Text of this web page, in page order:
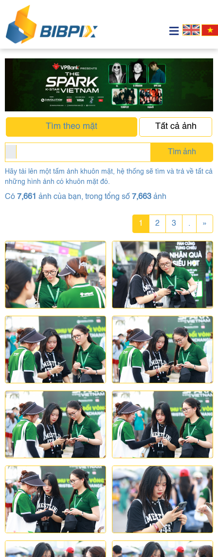
Tìm theo mặt Tất cả ảnh
Tìm ảnh
Hãy tải lên một tấm ảnh khuôn mặt, hệ thống sẽ tìm và trả về tất cả
những hình ảnh có khuôn mặt đó.
Có 7,661 ảnh của bạn, trong tổng số 7,663 ảnh
1 2 3 . »